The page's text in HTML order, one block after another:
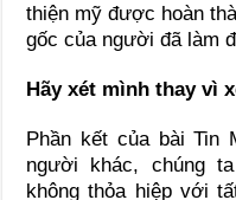
thiện mỹ được hoàn
gốc của người đã làm
Hãy xét mình thay vì
Phần kết của bài Tin
người khác, chúng
không thỏa hiệp với